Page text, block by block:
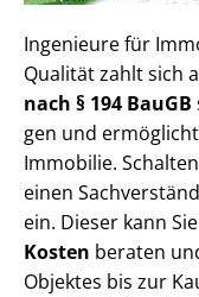
Ingenieure für
Qualität zahlt sich
nach § 194 BauGB
gen und
Immobilie.
einen
ein. Dieser kann
Kosten beraten
Objektes bis zur